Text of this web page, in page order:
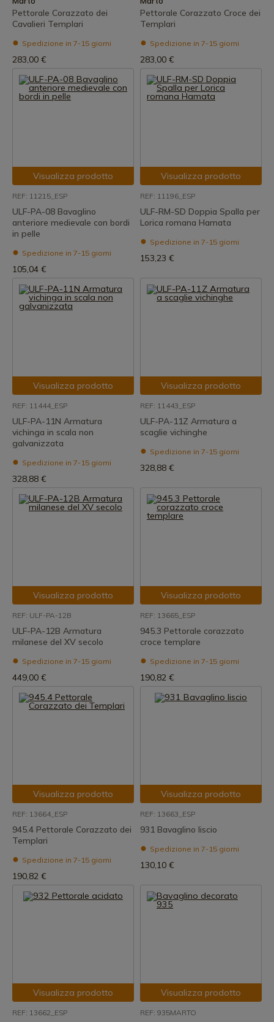
Pettorale Corazzato dei
Cavalieri Templari
Spedizione in 7-15 giorni
283,00 €
Pettorale Corazzato Croce dei
Templari
Spedizione in 7-15 giorni
283,00 €
Visualizza prodotto
REF: 11215_ESP
ULF-PA-08 Bavaglino
anteriore medievale con bordi
in pelle
Spedizione in 7-15 giorni
105,04 €
Visualizza prodotto
REF: 11196_ESP
ULF-RM-SD Doppia Spalla per
Lorica romana Hamata
Spedizione in 7-15 giorni
153,23 €
Visualizza prodotto
REF: 11444_ESP
ULF-PA-11N Armatura
vichinga in scala non
galvanizzata
Spedizione in 7-15 giorni
328,88 €
Visualizza prodotto
REF: 11443_ESP
ULF-PA-11Z Armatura a
scaglie vichinghe
Spedizione in 7-15 giorni
328,88 €
Visualizza prodotto
REF: ULF-PA-12B
ULF-PA-12B Armatura
milanese del XV secolo
Spedizione in 7-15 giorni
449,00 €
Visualizza prodotto
REF: 13665_ESP
945.3 Pettorale corazzato
croce templare
Spedizione in 7-15 giorni
190,82 €
Visualizza prodotto
REF: 13664_ESP
945.4 Pettorale Corazzato dei
Templari
Spedizione in 7-15 giorni
190,82 €
Visualizza prodotto
REF: 13663_ESP
931 Bavaglino liscio
Spedizione in 7-15 giorni
130,10 €
Visualizza prodotto
REF: 13662_ESP
Visualizza prodotto
REF: 935MARTO